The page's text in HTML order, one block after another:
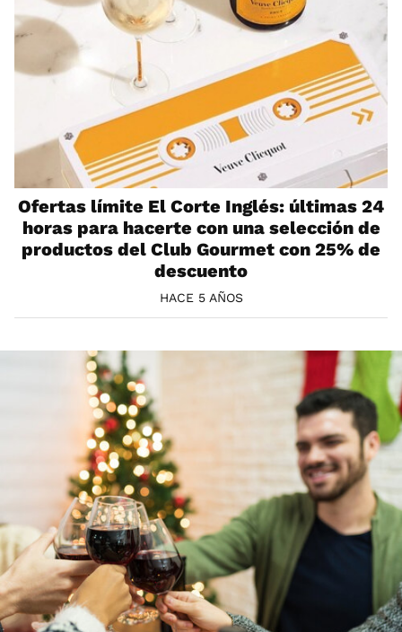
Ofertas límite El Corte Inglés: últimas 24
horas para hacerte con una selección de
productos del Club Gourmet con 25% de
descuento
HACE 5 AÑOS